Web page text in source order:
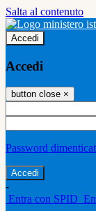
Salta al contenuto
Accedi
Accedi
button close ×
Password
-
Entra con SPID